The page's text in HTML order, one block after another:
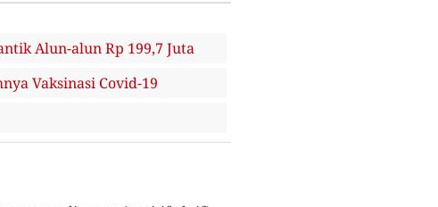
Alun-alun Rp 199,7 Juta
Vaksinasi Covid-19